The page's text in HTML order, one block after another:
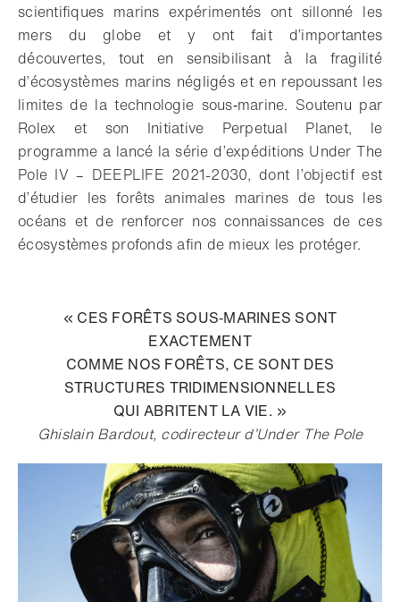
scientifiques marins expérimentés ont sillonné les
mers du globe et y ont fait d’importantes
découvertes, tout en sensibilisant à la fragilité
d’écosystèmes marins négligés et en repoussant les
limites de la technologie sous‑marine. Soutenu par
Rolex et son Initiative Perpetual Planet, le
programme a lancé la série d’expéditions Under The
Pole IV – DEEPLIFE 2021-2030, dont l’objectif est
d’étudier les forêts animales marines de tous les
océans et de renforcer nos connaissances de ces
écosystèmes profonds afin de mieux les protéger.
« CES FORÊTS SOUS‑MARINES SONT
EXACTEMENT
COMME NOS FORÊTS, CE SONT DES
STRUCTURES TRIDIMENSIONNELLES
QUI ABRITENT LA VIE. »
Ghislain Bardout, codirecteur d’Under The Pole